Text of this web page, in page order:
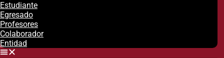
Estudiante
Egresado
Profesores
Colaborador
Entidad